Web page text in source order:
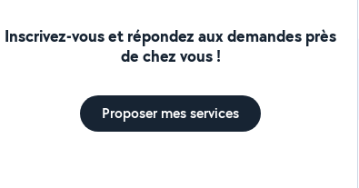
Inscrivez-vous et répondez aux demandes près
de chez vous !
Proposer mes services